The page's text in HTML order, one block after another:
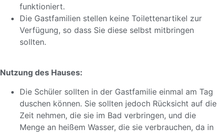
funktioniert.
Die Gastfamilien stellen keine Toilettenartikel zur
Verfügung, so dass Sie diese selbst mitbringen
sollten.
Nutzung des Hauses:
Die Schüler sollten in der Gastfamilie einmal am Tag
duschen können. Sie sollten jedoch Rücksicht auf die
Zeit nehmen, die sie im Bad verbringen, und die
Menge an heißem Wasser, die sie verbrauchen, da in